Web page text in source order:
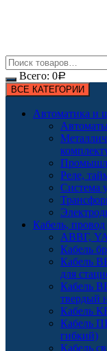
Всего: 0Р
ВСЕ КАТЕГОРИИ
Автоматика и
Реле,
Система
Кабель, провод
АВВГ,
Кабель
Кабель
для
Кабель
твердый
Кабель
Кабель
гибкий)
Кабель